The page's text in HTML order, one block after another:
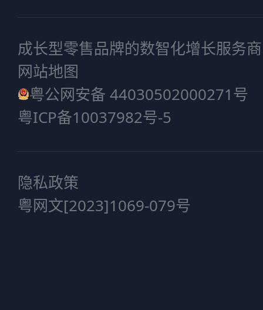
成长型零售品牌的数智化增长服务商
网站地图
粤公网安备 44030502000271号
粤ICP备10037982号-5
隐私政策
粤网文[2023]1069-079号